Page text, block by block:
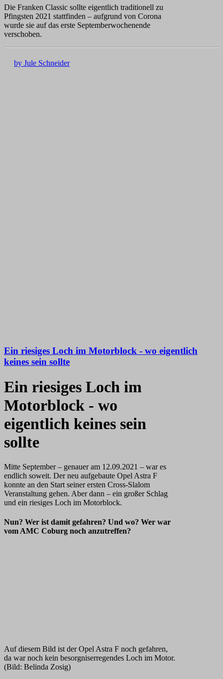
Die Franken Classic sollte eigentlich traditionell zu
Pfingsten 2021 stattfinden – aufgrund von Corona
wurde sie auf das erste Septemberwochenende
verschoben.
by Jule Schneider
Ein riesiges Loch im Motorblock - wo eigentlich
keines sein sollte
Ein riesiges Loch im
Motorblock - wo
eigentlich keines sein
sollte
Mitte September – genauer am 12.09.2021 – war es
endlich soweit. Der neu aufgebaute Opel Astra F
konnte an den Start seiner ersten Cross-Slalom
Veranstaltung gehen. Aber dann – ein großer Schlag
und ein riesiges Loch im Motorblock.
Nun? Wer ist damit gefahren? Und wo? Wer war
vom AMC Coburg noch anzutreffen?
Auf diesem Bild ist der Opel Astra F noch gefahren,
da war noch kein besorgniserregendes Loch im Motor.
(Bild: Belinda Zosig)